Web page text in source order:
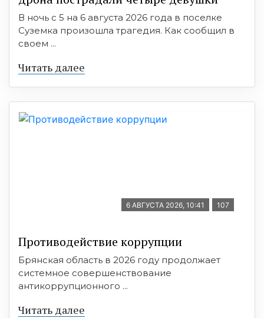
В ночь с 5 на 6 августа 2026 года в поселке
Суземка произошла трагедия. Как сообщил в
своем ...
Читать далее
6 АВГУСТА 2026, 10:41 107
Противодействие коррупции
Брянская область в 2026 году продолжает
системное совершенствование
антикоррупционного ...
Читать далее